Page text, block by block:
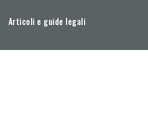
Articoli e guide legali